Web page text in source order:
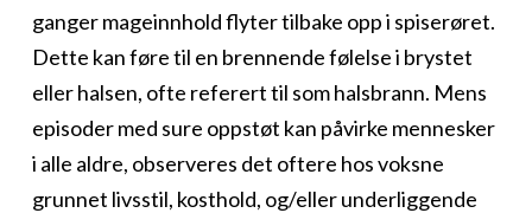
ganger mageinnhold flyter tilbake opp i spiserøret.
Dette kan føre til en brennende følelse i brystet
eller halsen, ofte referert til som halsbrann. Mens
episoder med sure oppstøt kan påvirke mennesker
i alle aldre, observeres det oftere hos voksne
grunnet livsstil, kosthold, og/eller underliggende